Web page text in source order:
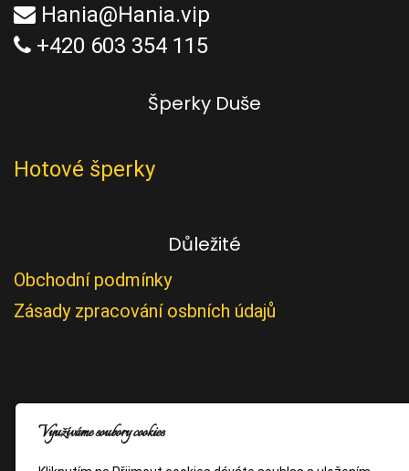
Hania@Hania.vip
+420 603 354 115
Šperky Duše
Hotové šperky
Důležité
Obchodní podmínky
Zásady zpracování osbních údajů
Využíváme soubory cookies